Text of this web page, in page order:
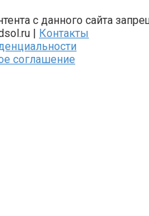
с данного сайта
|
Контакты
соглашение